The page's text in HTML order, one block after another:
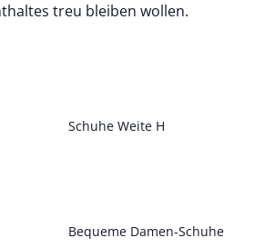
treu bleiben wollen.
Schuhe Weite H
Bequeme Damen-Schuhe